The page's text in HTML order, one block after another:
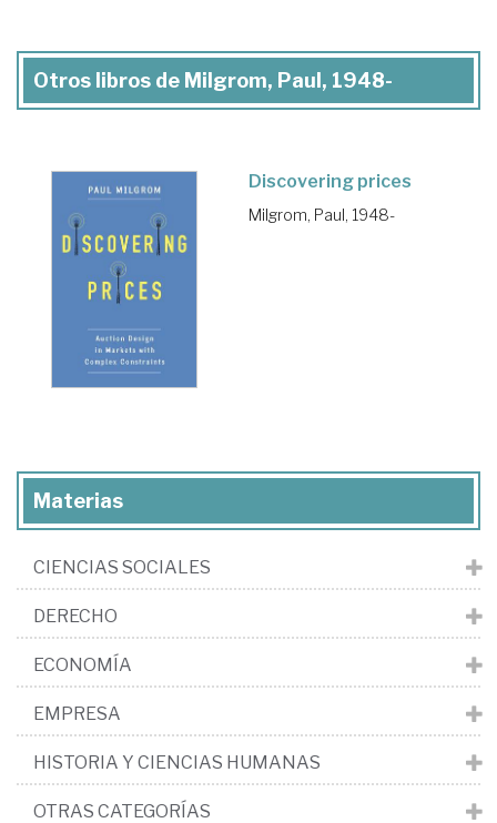
Otros libros de Milgrom, Paul, 1948-
Discovering prices
Milgrom, Paul, 1948-
Materias
CIENCIAS SOCIALES
DERECHO
ECONOMÍA
EMPRESA
HISTORIA Y CIENCIAS HUMANAS
OTRAS CATEGORÍAS